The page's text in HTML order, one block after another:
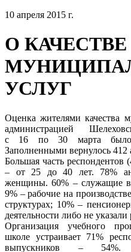
10 апреля 2015 г.
О КАЧЕСТВЕ
УСЛУГ
Оценка жителями качества
администрацией
с 16 по 30 марта было
Заполненными вернулось 412
Большая часть респондентов
– от 25 до 40 лет. 78%
женщины. 60% – служащие в
9% – рабочие на
структурах; 10% –
деятельности либо не указали
Организация учебного
школе устраивает 71%
выпускников – 54%.